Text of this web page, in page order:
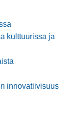
kulttuurissa ja
innovatiivisuus